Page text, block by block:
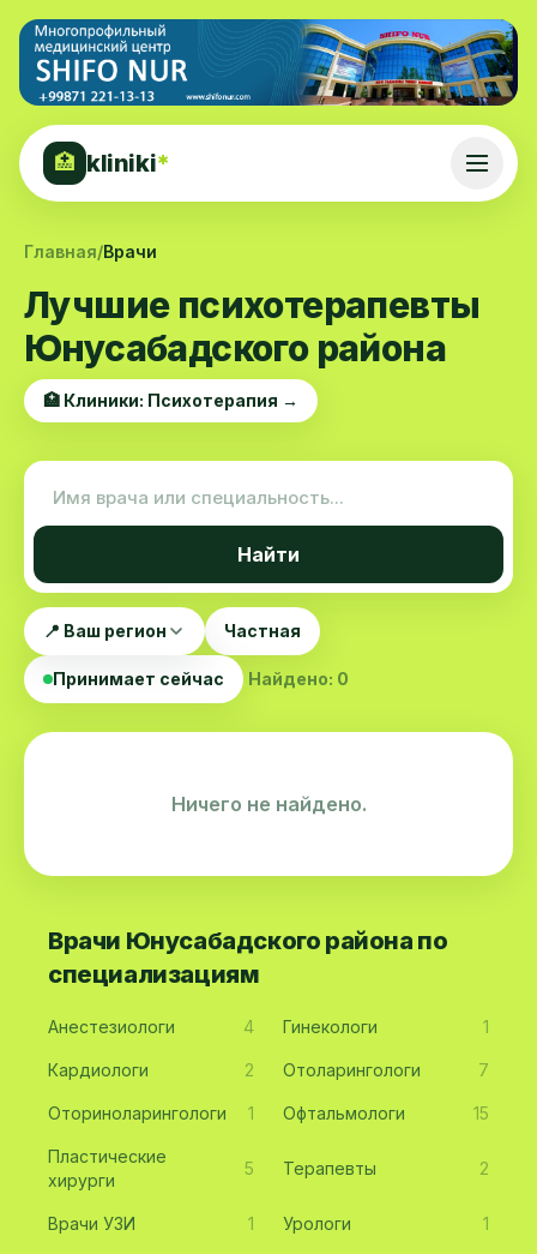
🏥 kliniki*
Главная/Врачи
Лучшие психотерапевты
Юнусабадского района
🏥 Клиники: Психотерапия →
Найти
📍 Ваш регион Частная
Принимает сейчас Найдено: 0
Ничего не найдено.
Врачи Юнусабадского района по
специализациям
Анестезиологи 4 Гинекологи 1
Кардиологи 2 Отоларингологи 7
Оториноларингологи 1 Офтальмологи 15
Пластические
хирурги
5 Терапевты 2
Врачи УЗИ 1 Урологи 1